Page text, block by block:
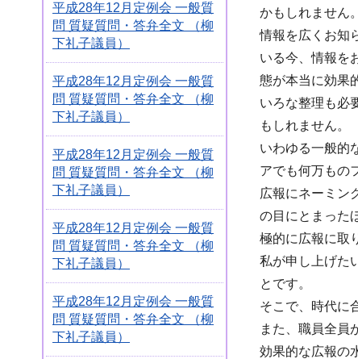
平成28年12月定例会 一般質
問 質疑質問・答弁全文 （柳
下礼子議員）
平成28年12月定例会 一般質
問 質疑質問・答弁全文 （柳
下礼子議員）
平成28年12月定例会 一般質
問 質疑質問・答弁全文 （柳
下礼子議員）
平成28年12月定例会 一般質
問 質疑質問・答弁全文 （柳
下礼子議員）
平成28年12月定例会 一般質
問 質疑質問・答弁全文 （柳
下礼子議員）
かもしれません。
情報を広くお知
いる今、情報を
態が本当に効果
いろな整理も必
もしれません。
いわゆる一般的
アでも何万もの
広報にネーミン
の目にとまった
極的に広報に取
私が申し上げた
とです。
そこで、時代に
また、職員全員
効果的な広報の